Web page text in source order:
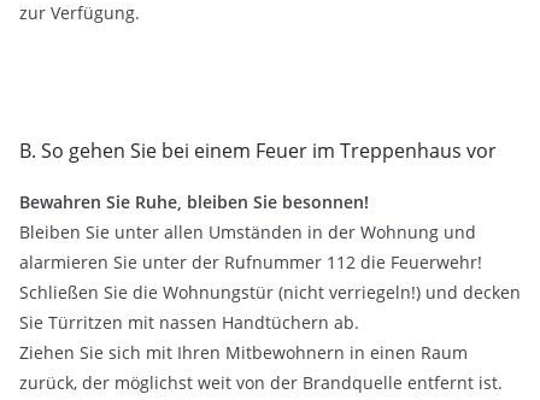
zur Verfügung.
B. So gehen Sie bei einem Feuer im Treppenhaus vor
Bewahren Sie Ruhe, bleiben Sie besonnen!
Bleiben Sie unter allen Umständen in der Wohnung und
alarmieren Sie unter der Rufnummer 112 die Feuerwehr!
Schließen Sie die Wohnungstür (nicht verriegeln!) und decken
Sie Türritzen mit nassen Handtüchern ab.
Ziehen Sie sich mit Ihren Mitbewohnern in einen Raum
zurück, der möglichst weit von der Brandquelle entfernt ist.